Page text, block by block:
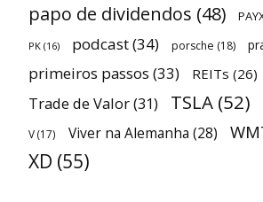
papo de dividendos (48)
PK (16) podcast(34) porsche (18)
primeiros passos (33) REITs (26)
Trade de Valor(31) TSLA (52)
V(17) Viver na Alemanha (28)
XD (55)